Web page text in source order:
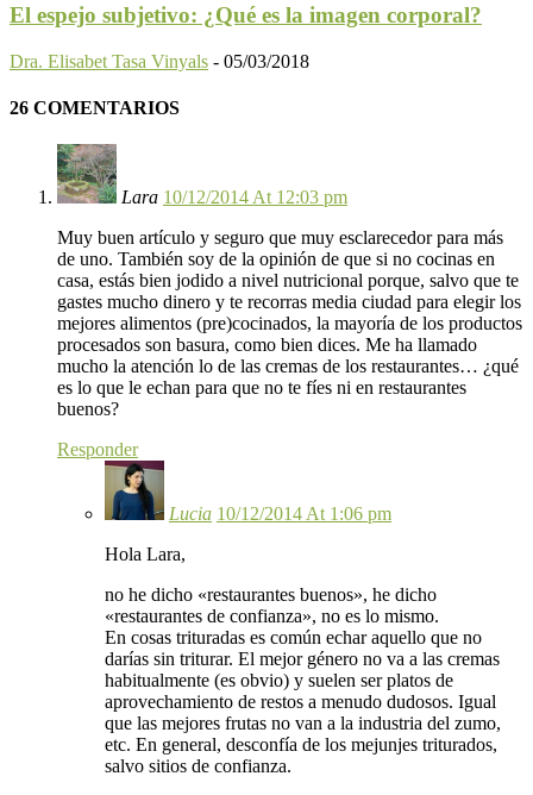
El espejo subjetivo: ¿Qué es la imagen corporal?
Dra. Elisabet Tasa Vinyals - 05/03/2018
26 COMENTARIOS
Lara 10/12/2014 At 12:03 pm
Muy buen artículo y seguro que muy esclarecedor para más
de uno. También soy de la opinión de que si no cocinas en
casa, estás bien jodido a nivel nutricional porque, salvo que te
gastes mucho dinero y te recorras media ciudad para elegir los
mejores alimentos (pre)cocinados, la mayoría de los productos
procesados son basura, como bien dices. Me ha llamado
mucho la atención lo de las cremas de los restaurantes… ¿qué
es lo que le echan para que no te fíes ni en restaurantes
buenos?
Responder
Lucia 10/12/2014 At 1:06 pm
Hola Lara,
no he dicho «restaurantes buenos», he dicho
«restaurantes de confianza», no es lo mismo.
En cosas trituradas es común echar aquello que no
darías sin triturar. El mejor género no va a las cremas
habitualmente (es obvio) y suelen ser platos de
aprovechamiento de restos a menudo dudosos. Igual
que las mejores frutas no van a la industria del zumo,
etc. En general, desconfía de los mejunjes triturados,
salvo sitios de confianza.